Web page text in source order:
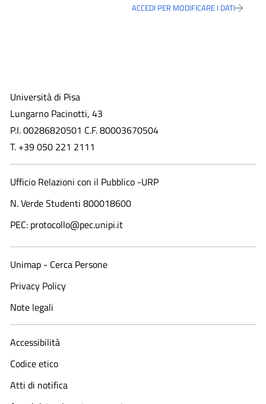
ACCEDI PER MODIFICARE I DATI
Università di Pisa
Lungarno Pacinotti, 43
P.I. 00286820501 C.F. 80003670504
T. +39 050 221 2111
Ufficio Relazioni con il Pubblico -URP
N. Verde Studenti 800018600​
PEC: protocollo@pec.unipi.it
Unimap - Cerca Persone
Privacy Policy
Note legali
Accessibilità
Codice etico
Atti di notifica